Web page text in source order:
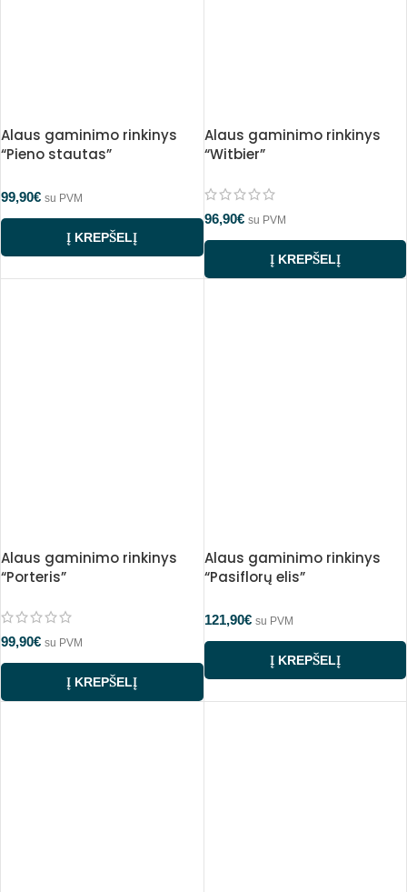
Alaus gaminimo rinkinys
“Pieno stautas”
99,90€ su PVM
Į KREPŠELĮ
Alaus gaminimo rinkinys
“Witbier”
96,90€ su PVM
Į KREPŠELĮ
Alaus gaminimo rinkinys
“Porteris”
99,90€ su PVM
Į KREPŠELĮ
Alaus gaminimo rinkinys
“Pasiflorų elis”
121,90€ su PVM
Į KREPŠELĮ